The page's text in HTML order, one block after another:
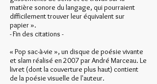
matière sonore du langage, qui pourraient
difficilement trouver leur équivalent sur
papier ».
- Fin des citations -
« Pop sac-à-vie », un disque de poésie vivante
et slam réalisé en 2007 par André Marceau. Le
livret (dont la couverture plus haut) contient
de la poésie visuelle de l'auteur.